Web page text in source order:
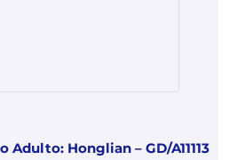
Adulto: Honglian – GD/A11113